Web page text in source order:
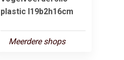
plastic l19b2h16cm
Meerdere shops